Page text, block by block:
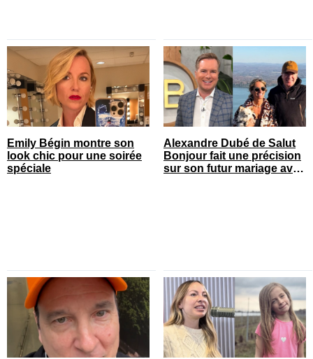
Emily Bégin montre son
look chic pour une soirée
spéciale
Alexandre Dubé de Salut
Bonjour fait une précision
sur son futur mariage avec